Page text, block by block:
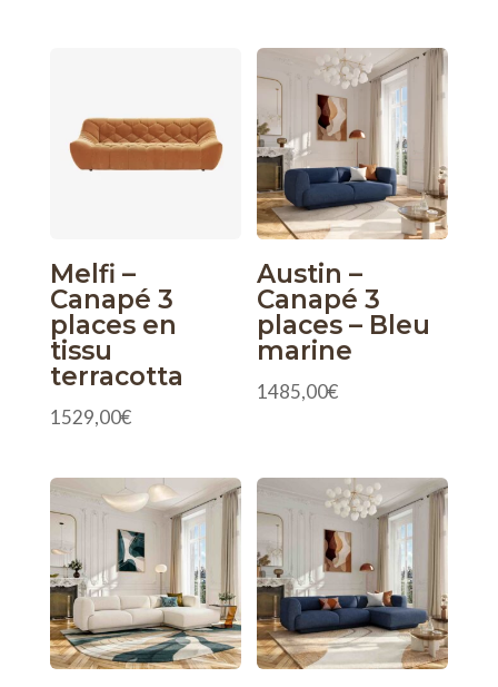
Melfi –
Canapé 3
places en
tissu
terracotta
1529,00€
Austin –
Canapé 3
places – Bleu
marine
1485,00€